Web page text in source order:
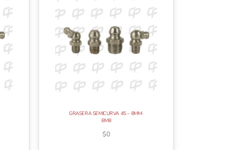
GRASERA SEMICURVA 45 – 8MM-
BM8
$0